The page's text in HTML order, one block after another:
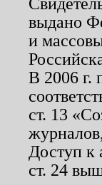
выдано
и
В 2006 г.
ст. 13
Доступ к
ст. 24